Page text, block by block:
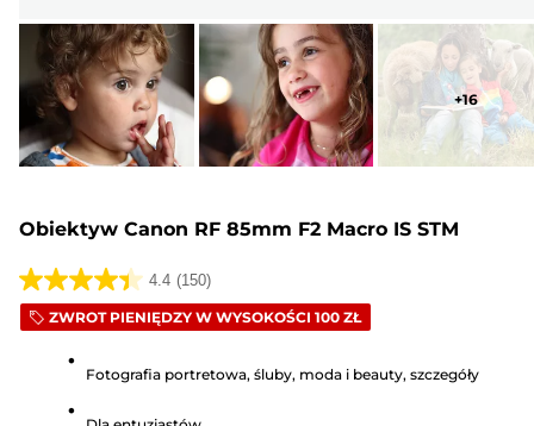
+16
Obiektyw Canon RF 85mm F2 Macro IS STM
4.4 (150)
4.4
na
gwiazdek.
ZWROT PIENIĘDZY W WYSOKOŚCI 100 ZŁ
Fotografia portretowa, śluby, moda i beauty, szczegóły